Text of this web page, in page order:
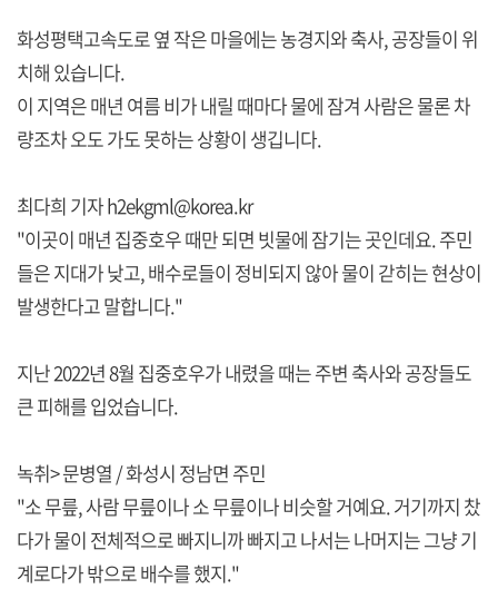
화성평택고속도로 옆 작은 마을에는 농경지와 축사, 공장들이 위
치해 있습니다.
이 지역은 매년 여름 비가 내릴 때마다 물에 잠겨 사람은 물론 차
량조차 오도 가도 못하는 상황이 생깁니다.
최다희 기자 h2ekgml@korea.kr
"이곳이 매년 집중호우 때만 되면 빗물에 잠기는 곳인데요. 주민
들은 지대가 낮고, 배수로들이 정비되지 않아 물이 갇히는 현상이
발생한다고 말합니다."
지난 2022년 8월 집중호우가 내렸을 때는 주변 축사와 공장들도
큰 피해를 입었습니다.
녹취> 문병열 / 화성시 정남면 주민
"소 무릎, 사람 무릎이나 소 무릎이나 비슷할 거예요. 거기까지 찼
다가 물이 전체적으로 빠지니까 빠지고 나서는 나머지는 그냥 기
계로다가 밖으로 배수를 했지."